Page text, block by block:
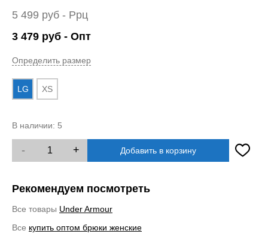
5 499 руб - Ррц
3 479 руб - Опт
Определить размер
LG XS
В наличии: 5
- + Добавить в корзину
Рекомендуем посмотреть
Все товары Under Armour
Все купить оптом брюки женские